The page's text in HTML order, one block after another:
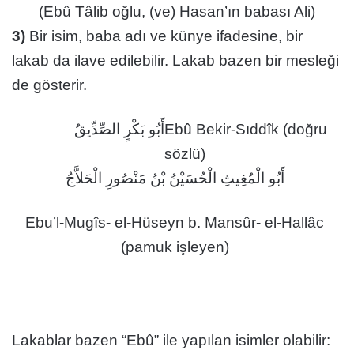
(Ebû Tâlib oğlu, (ve) Hasan’ın babası Ali)
3) Bir isim, baba adı ve künye ifadesine, bir
lakab da ilave edilebilir. Lakab bazen bir mesleği
de gösterir.
أَبُو بَكْرٍ الصِّدِّيقُ Ebû Bekir-Sıddîk (doğru
sözlü)
أَبُو الْمُغِيثِ الْحُسَيْنُ بْنُ مَنْصُورِ الْحَلاَّجُ
Ebu’l-Mugîs- el-Hüseyn b. Mansûr- el-Hallâc
(pamuk işleyen)
Lakablar bazen “Ebû” ile yapılan isimler olabilir: